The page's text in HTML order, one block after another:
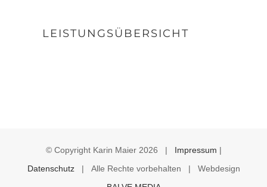
LEISTUNGSÜBERSICHT
© Copyright Karin Maier 2026 | Impressum |
Datenschutz| Alle Rechte vorbehalten | Webdesign